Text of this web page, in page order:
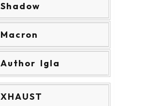
Shadow
Macron
Author Igla
XHAUST